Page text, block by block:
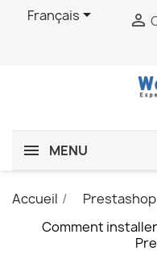
Français 
MENU
Accueil Prestashop
Comment